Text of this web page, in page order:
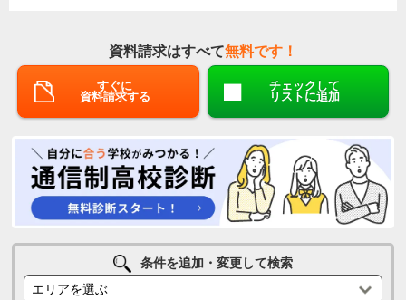
資料請求はすべて無料です！
すぐに
資料請求する
チェックして
リストに追加
条件を追加・変更して検索